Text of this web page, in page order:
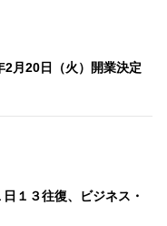
2月20日（火）開業決定
１３往復、ビジネス・